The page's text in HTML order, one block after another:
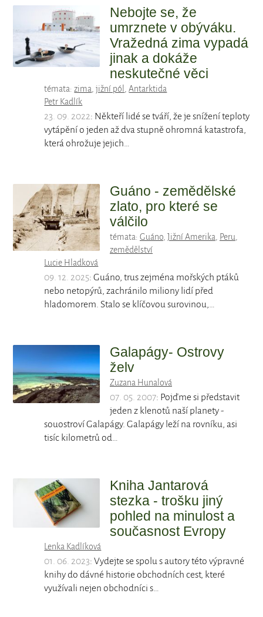
Nebojte se, že
umrznete v obýváku.
Vražedná zima vypadá
jinak a dokáže
neskutečné věci
témata:zima,jižní pól ,Antarktida
Petr Kadlík
23. 09. 2022: Někteří lidé se tváří, že je snížení teploty
vytápění o jeden až dva stupně ohromná katastrofa,
která ohrožuje jejich…
Guáno - zemědělské
zlato, pro které se
válčilo
témata: Guáno, Jižní Amerika, Peru,
zemědělství
Lucie Hladková
09. 12. 2025: Guáno, trus zejména mořských ptáků
nebo netopýrů, zachránilo miliony lidí před
hladomorem. Stalo se klíčovou surovinou,…
Galapágy- Ostrovy
želv
Zuzana Hunalová
07. 05. 2007: Pojďme si představit
jeden z klenotů naší planety -
souostroví Galapágy. Galapágy leží na rovníku, asi
tisíc kilometrů od…
Kniha Jantarová
stezka - trošku jiný
pohled na minulost a
současnost Evropy
Lenka Kadlíková
01. 06. 2023: Vydejte se spolu s autory této výpravné
knihy do dávné historie obchodních cest, které
využívali nejen obchodníci s…